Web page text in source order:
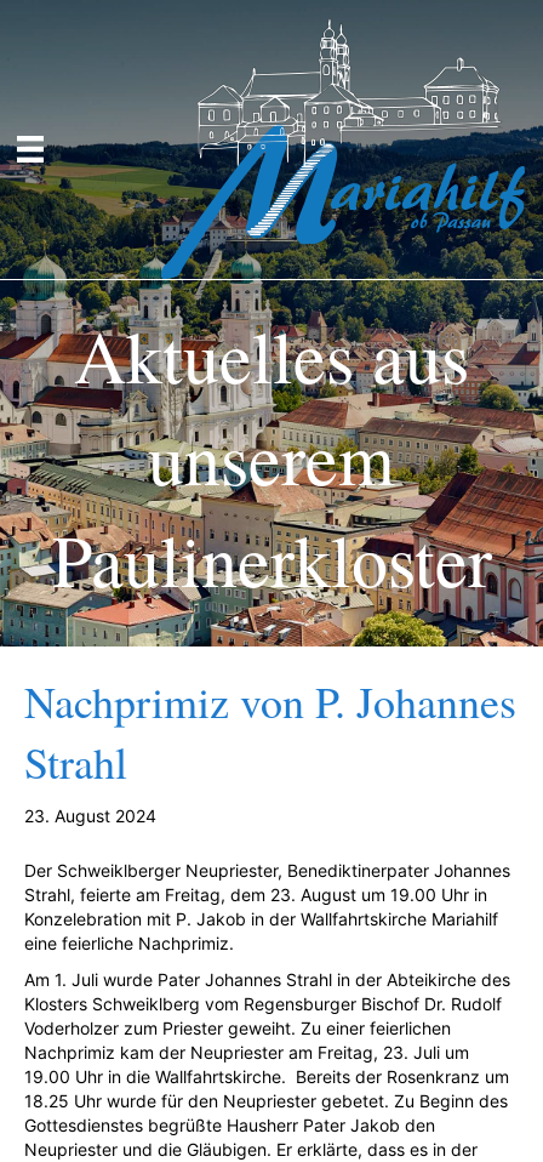
Aktuelles aus
unserem
Paulinerkloster
Nachprimiz von P. Johannes
Strahl
23. August 2024
Der Schweiklberger Neupriester, Benediktinerpater Johannes
Strahl, feierte am Freitag, dem 23. August um 19.00 Uhr in
Konzelebration mit P. Jakob in der Wallfahrtskirche Mariahilf
eine feierliche Nachprimiz.
Am 1. Juli wurde Pater Johannes Strahl in der Abteikirche des
Klosters Schweiklberg vom Regensburger Bischof Dr. Rudolf
Voderholzer zum Priester geweiht. Zu einer feierlichen
Nachprimiz kam der Neupriester am Freitag, 23. Juli um
19.00 Uhr in die Wallfahrtskirche. Bereits der Rosenkranz um
18.25 Uhr wurde für den Neupriester gebetet. Zu Beginn des
Gottesdienstes begrüßte Hausherr Pater Jakob den
Neupriester und die Gläubigen. Er erklärte, dass es in der